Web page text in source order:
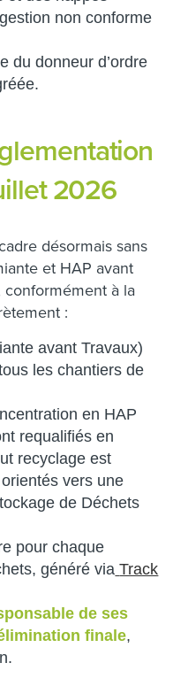
non conforme
du donneur d’ordre
2026
désormais sans
et HAP avant
conformément à la
:
avant Travaux)
les chantiers de
en HAP
requalifiés en
recyclage est
vers une
de Déchets
pour chaque
généré via Track
de ses
finale,